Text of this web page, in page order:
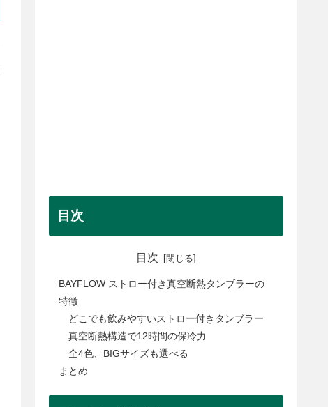
目次
目次
BAYFLOW ストロー付き真空断熱タンブラーの
特徴
どこでも飲みやすいストロー付きタンブラー
真空断熱構造で12時間の保冷力
全4色、BIGサイズも選べる
まとめ